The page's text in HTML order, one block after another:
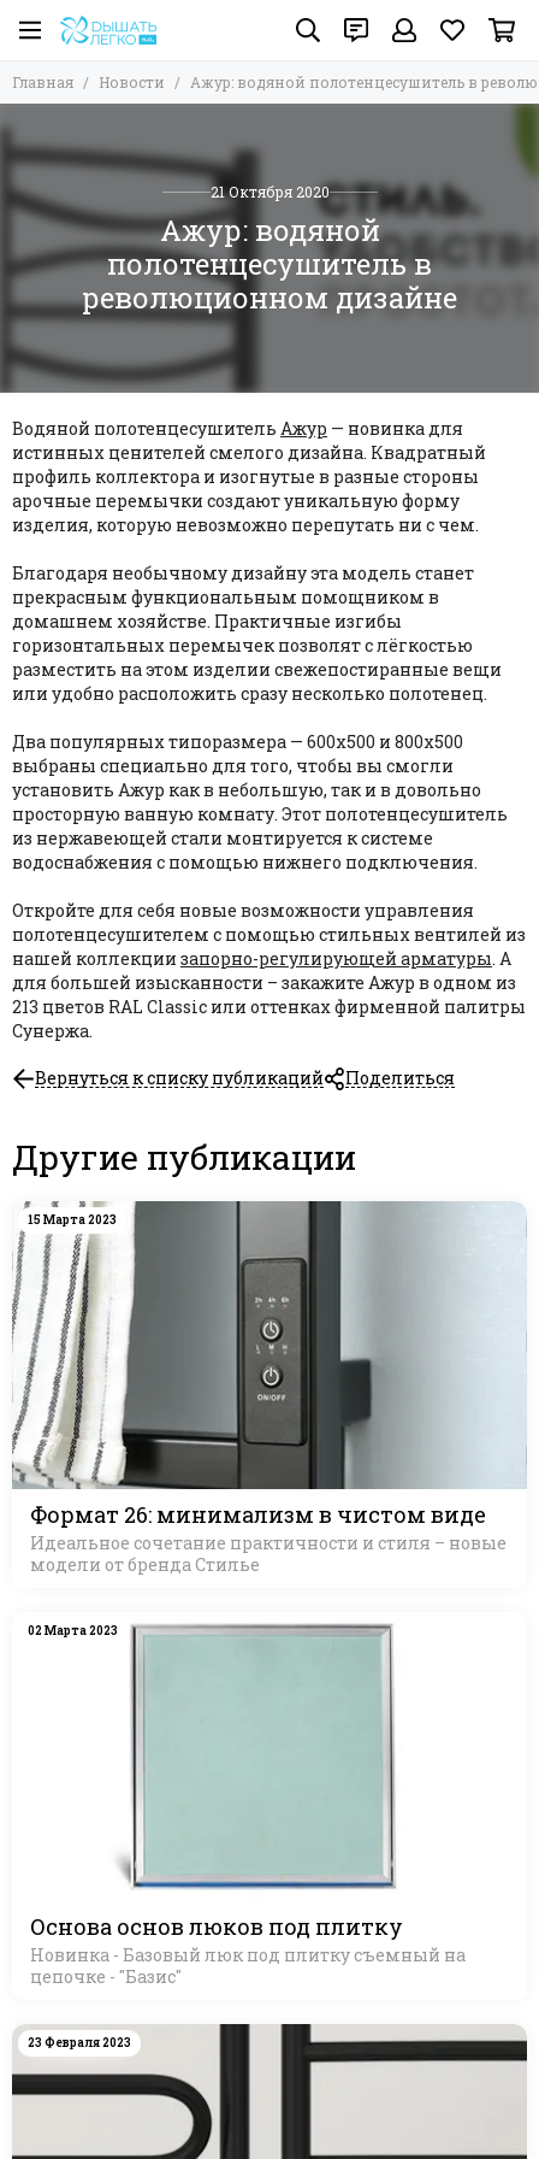
Главная Новости Ажур: водяной полотенцесушитель в
21 Октября 2020
Ажур: водяной
полотенцесушитель в
революционном дизайне
Водяной полотенцесушитель Ажур — новинка для
истинных ценителей смелого дизайна. Квадратный
профиль коллектора и изогнутые в разные стороны
арочные перемычки создают уникальную форму
изделия, которую невозможно перепутать ни с чем.
Благодаря необычному дизайну эта модель станет
прекрасным функциональным помощником в
домашнем хозяйстве. Практичные изгибы
горизонтальных перемычек позволят с лёгкостью
разместить на этом изделии свежепостиранные вещи
или удобно расположить сразу несколько полотенец.
Два популярных типоразмера — 600х500 и 800х500
выбраны специально для того, чтобы вы смогли
установить Ажур как в небольшую, так и в довольно
просторную ванную комнату. Этот полотенцесушитель
из нержавеющей стали монтируется к системе
водоснабжения с помощью нижнего подключения.
Откройте для себя новые возможности управления
полотенцесушителем с помощью стильных вентилей из
нашей коллекции запорно-регулирующей арматуры. А
для большей изысканности – закажите Ажур в одном из
213 цветов RAL Classic или оттенках фирменной палитры
Сунержа.
Вернуться к списку публикаций Поделиться
Другие публикации
15 Марта 2023
Формат 26: минимализм в чистом виде
Идеальное сочетание практичности и стиля – новые
модели от бренда Стилье
02 Марта 2023
Основа основ люков под плитку
Новинка - Базовый люк под плитку съемный на
цепочке - "Базис"
23 Февраля 2023